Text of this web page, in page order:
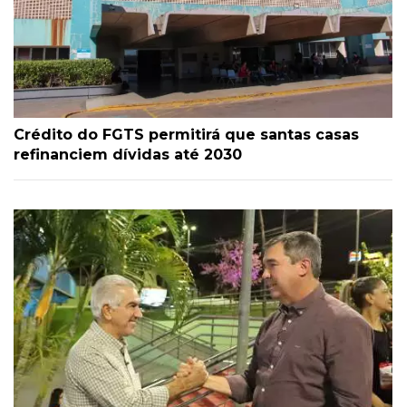
Crédito do FGTS permitirá que santas casas
refinanciem dívidas até 2030